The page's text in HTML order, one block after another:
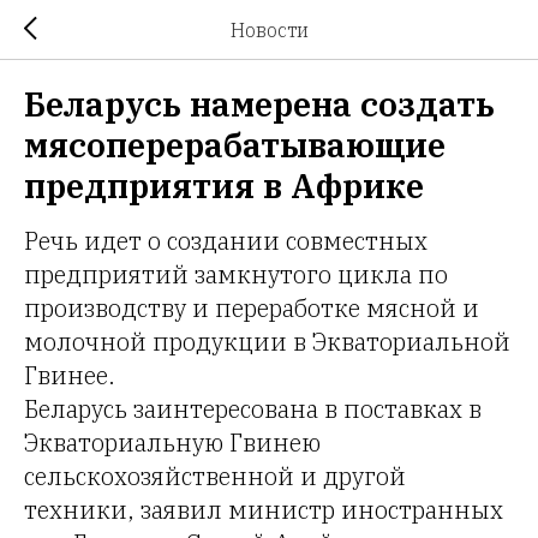
Новости
Беларусь намерена создать
мясоперерабатывающие
предприятия в Африке
Речь идет о создании совместных
предприятий замкнутого цикла по
производству и переработке мясной и
молочной продукции в Экваториальной
Гвинее.
Беларусь заинтересована в поставках в
Экваториальную Гвинею
сельскохозяйственной и другой
техники, заявил министр иностранных